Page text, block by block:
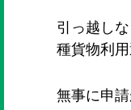
引っ越し
種貨物利
無事に申請